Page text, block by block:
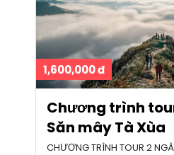
1,600,000 đ
Chương trình
Săn mây Tà Xùa
CHƯƠNG TRÌNH TOUR 2